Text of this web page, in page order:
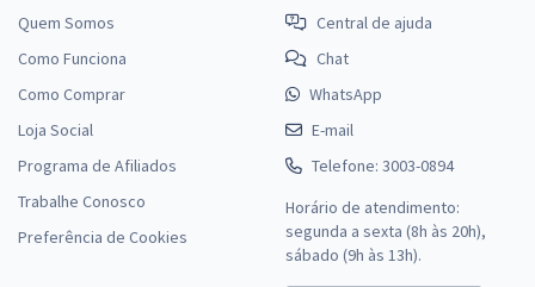
Quem Somos
Como Funciona
Como Comprar
Loja Social
Programa de Afiliados
Trabalhe Conosco
Preferência de Cookies
Central de ajuda
Chat
WhatsApp
E-mail
Telefone: 3003-0894
Horário de atendimento:
segunda a sexta (8h às 20h),
sábado (9h às 13h).